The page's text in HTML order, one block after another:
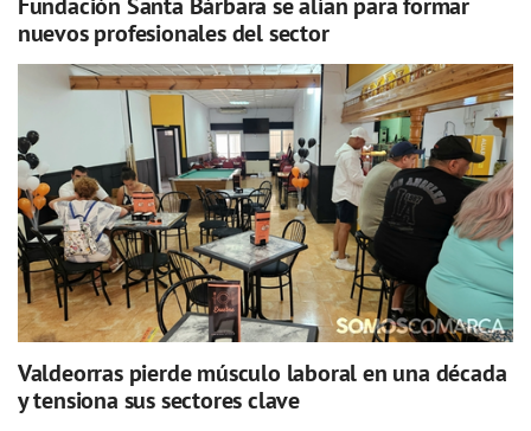
nuevos profesionales del sector
Valdeorras pierde músculo laboral en una década
y tensiona sus sectores clave